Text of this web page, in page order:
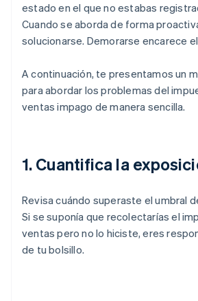
estado en el que no estabas
Cuando se aborda de forma
solucionarse. Demorarse encarece
A continuación, te presentamos un
para abordar los problemas del
ventas impago de manera sencilla.
1. Cuantifica la
Revisa cuándo superaste el umbral
Si se suponía que recolectarías el
ventas pero no lo hiciste, eres
de tu bolsillo.